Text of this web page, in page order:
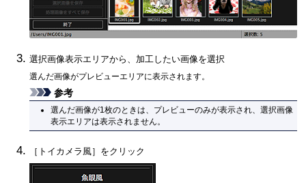
選択画像表示エリアから、加工したい画像を選択
選んだ画像がプレビューエリアに表示されます。
参考
選んだ画像が1枚のときは、プレビューのみが表示され、選択画像
表示エリアは表示されません。
［ トイカメラ風］をクリック